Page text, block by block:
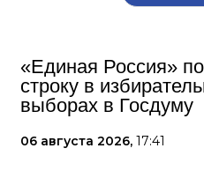
«Единая Россия»
строку в
выборах в Госдуму
06 августа 2026, 17:41